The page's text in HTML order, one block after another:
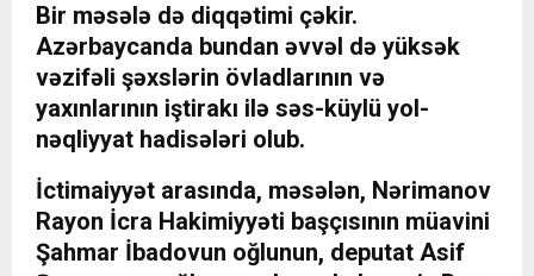
Bir məsələ də diqqətimi çəkir.
Azərbaycanda bundan əvvəl də yüksək
vəzifəli şəxslərin övladlarının və
yaxınlarının iştirakı ilə səs-küylü yol-
nəqliyyat hadisələri olub.
İctimaiyyət arasında, məsələn, Nərimanov
Rayon İcra Hakimiyyəti başçısının müavini
Şahmar İbadovun oğlunun, deputat Asif